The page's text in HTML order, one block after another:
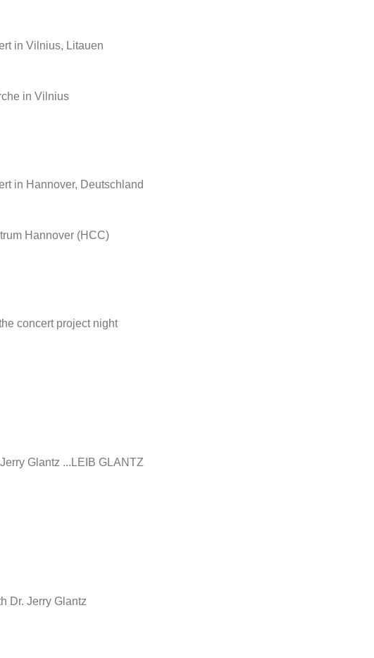
in Vilnius, Litauen
in Vilnius
in Hannover, Deutschland
Hannover (HCC)
concert project night
Glantz ...LEIB GLANTZ
Dr. Jerry Glantz